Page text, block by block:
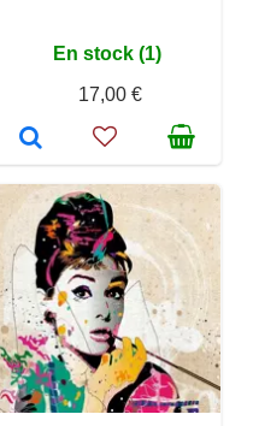
En stock (1)
17,00 €